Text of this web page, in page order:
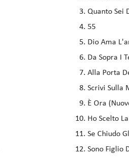
Quanto Sei
55
Dio Ama
Da Sopra I
Alla Porta
Scrivi Sulla
È Ora
Ho Scelto
Se Chiudo
Sono Figlio